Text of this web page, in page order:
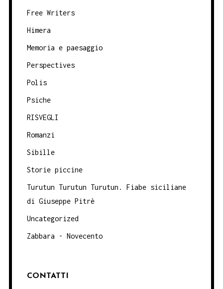
Free Writers
Himera
Memoria e paesaggio
Perspectives
Polis
Psiche
RISVEGLI
Romanzi
Sibille
Storie piccine
Turutun Turutun Turutun. Fiabe siciliane
di Giuseppe Pitrè
Uncategorized
Zabbara - Novecento
CONTATTI